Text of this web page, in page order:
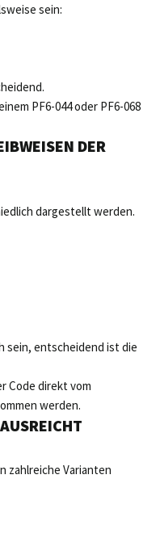
sein:
PF6-044 oder PF6-068
DER
dargestellt werden.
sein, entscheidend ist die
Code direkt vom
werden.
zahlreiche Varianten